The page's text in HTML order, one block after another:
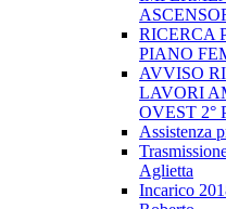
RICERCA
PIANO
AVVISO
LAVORI
OVEST 2°
Assistenza
Aglietta
Incarico